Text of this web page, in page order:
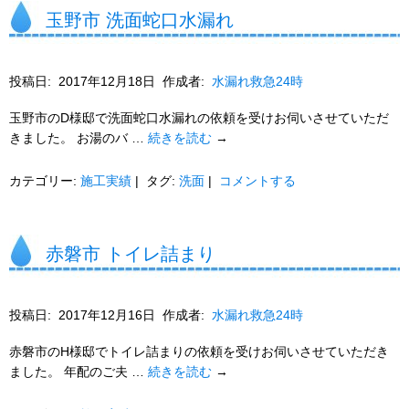
玉野市 洗面蛇口水漏れ
投稿日: 2017年12月18日 作成者: 水漏れ救急24時
玉野市のD様邸で洗面蛇口水漏れの依頼を受けお伺いさせていただ
きました。 お湯のバ … 続きを読む →
カテゴリー: 施工実績 | タグ: 洗面 | コメントする
赤磐市 トイレ詰まり
投稿日: 2017年12月16日 作成者: 水漏れ救急24時
赤磐市のH様邸でトイレ詰まりの依頼を受けお伺いさせていただき
ました。 年配のご夫 … 続きを読む →